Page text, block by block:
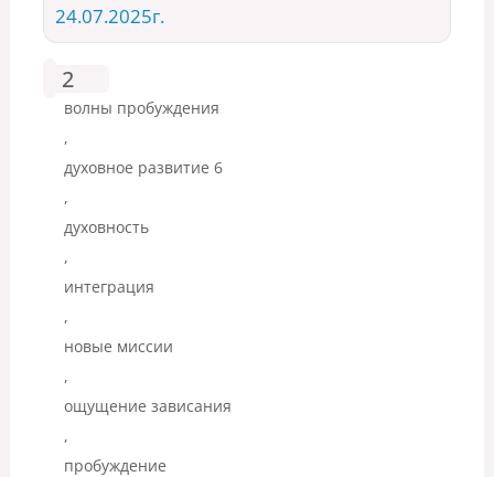
24.07.2025г.
волны пробуждения
,
духовное развитие 6
,
духовность
,
интеграция
,
новые миссии
,
ощущение зависания
,
пробуждение
2